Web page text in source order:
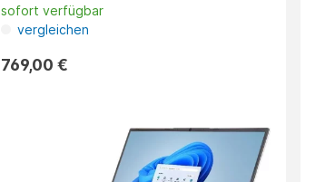
sofort verfügbar
vergleichen
769,00 €